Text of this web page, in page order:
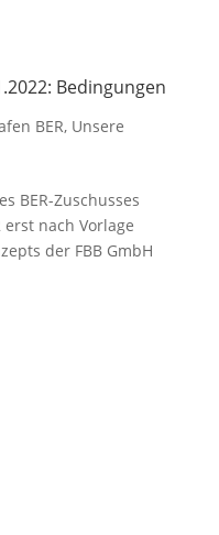
Bedingungen
BER, Unsere
BER-Zuschusses
nach Vorlage
der FBB GmbH